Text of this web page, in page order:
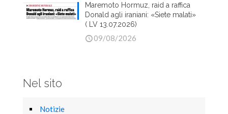
Maremoto Hormuz, raid a raffica
Donald agli iraniani: «Siete malati»
( LV 13.07.2026)
09/08/2026
Nel sito
Notizie